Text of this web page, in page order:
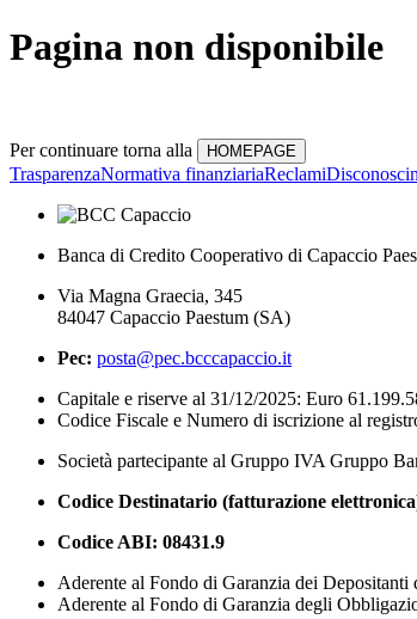
Pagina non disponibile
Per continuare torna alla
TrasparenzaNormativa finanziariaReclami
Banca di Credito Cooperativo di Capaccio
Via Magna Graecia, 345
84047 Capaccio Paestum (SA)
Pec: posta@pec.bcccapaccio.it
Capitale e riserve al 31/12/2025: Euro
Codice Fiscale e Numero di iscrizione al
Società partecipante al Gruppo IVA Gruppo
Codice Destinatario (fatturazione
Codice ABI: 08431.9
Aderente al Fondo di Garanzia dei
Aderente al Fondo di Garanzia degli